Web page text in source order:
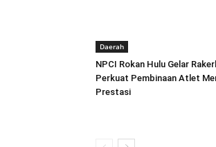
Daerah
NPCI Rokan Hulu Gelar
Perkuat Pembinaan Atlet
Prestasi